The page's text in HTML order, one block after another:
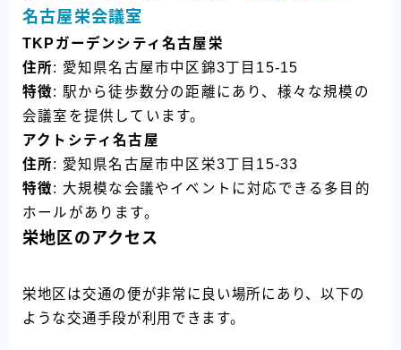
名古屋栄会議室
TKPガーデンシティ名古屋栄
住所: 愛知県名古屋市中区錦3丁目15-15
特徴: 駅から徒歩数分の距離にあり、様々な規模の
会議室を提供しています。
アクトシティ名古屋
住所: 愛知県名古屋市中区栄3丁目15-33
特徴: 大規模な会議やイベントに対応できる多目的
ホールがあります。
栄地区のアクセス
栄地区は交通の便が非常に良い場所にあり、以下の
ような交通手段が利用できます。